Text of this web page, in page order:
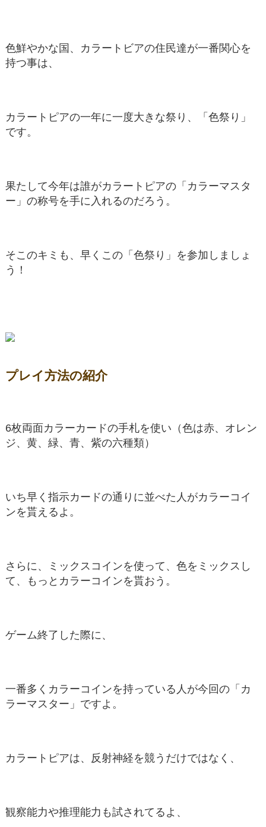
色鮮やかな国、カラートビアの住民達が一番関心を
持つ事は、
カラートピアの一年に一度大きな祭り、「色祭り」
です。
果たして今年は誰がカラートピアの「カラーマスタ
ー」の称号を手に入れるのだろう。
そこのキミも、早くこの「色祭り」を参加しましょ
う！
プレイ方法の紹介
6枚両面カラーカードの手札を使い（色は赤、オレン
ジ、黄、緑、青、紫の六種類）
いち早く指示カードの通りに並べた人がカラーコイ
ンを貰えるよ。
さらに、ミックスコインを使って、色をミックスし
て、もっとカラーコインを貰おう。
ゲーム終了した際に、
一番多くカラーコインを持っている人が今回の「カ
ラーマスター」ですよ。
カラートピアは、反射神経を競うだけではなく、
観察能力や推理能力も試されてるよ、